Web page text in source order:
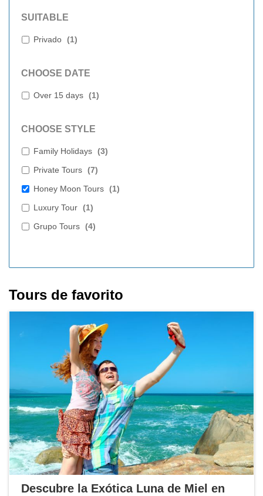
SUITABLE
Privado (1)
CHOOSE DATE
Over 15 days (1)
CHOOSE STYLE
Family Holidays (3)
Private Tours (7)
Honey Moon Tours (1)
Luxury Tour (1)
Grupo Tours (4)
Tours de favorito
Descubre la Exótica Luna de Miel en